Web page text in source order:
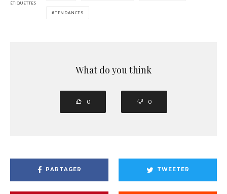
ÉTIQUETTES
TENDANCES
What do you think
0 0
PARTAGER TWEETER